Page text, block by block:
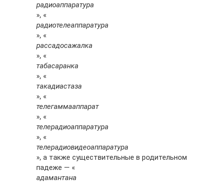
радиоаппаратура
», «
радиотелеаппаратура
», «
рассадосажалка
», «
табасаранка
», «
такадиастаза
», «
телегаммааппарат
», «
телерадиоаппаратура
», «
телерадиовидеоаппаратура
», а также существительные в родительном
падеже — «
адамантана